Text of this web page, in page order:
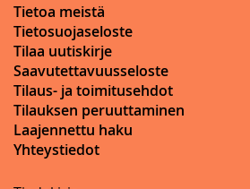
Tietoa meistä
Tietosuojaseloste
Tilaa uutiskirje
Saavutettavuusseloste
Tilaus- ja toimitusehdot
Tilauksen peruuttaminen
Laajennettu haku
Yhteystiedot